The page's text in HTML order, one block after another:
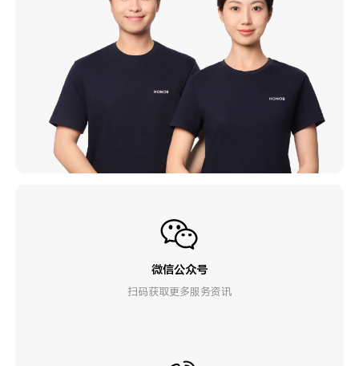
微信公众号
扫码获取更多服务资讯